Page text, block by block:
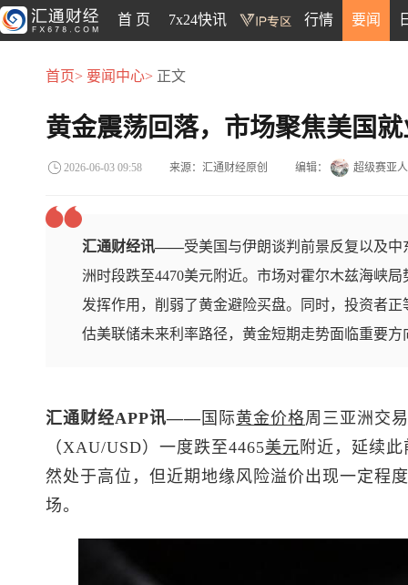
首 页 7x24快讯 行情 要闻
首页> 要闻中心> 正文
黄金震荡回落，市场聚焦美国
2026-06-03 09:58 来源：汇通财经原创 编辑： 超级赛亚人
汇通财经讯——受美国与伊朗谈判前景反复以及
洲时段跌至4470美元附近。市场对霍尔木兹海峡
发挥作用，削弱了黄金避险买盘。同时，投资者
估美联储未来利率路径，黄金短期走势面临重要方
汇通财经APP讯——国际黄金价格周三亚洲交
（XAU/USD）一度跌至4465美元 附近，延续
然处于高位，但近期地缘风险溢价出现一定程
场。